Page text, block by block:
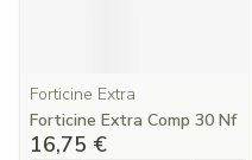
Forticine Extra
Forticine Extra Comp 30 Nf
16,75 €